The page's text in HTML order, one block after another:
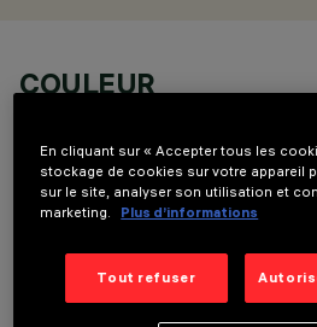
COULEUR
COMPOSANTS
En cliquant sur « Accepter tous les
stockage de cookies sur votre appareil
sur le site, analyser son utilisation et
marketing.
Plus d’informations
Tout refuser